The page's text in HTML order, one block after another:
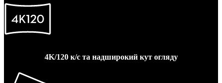
4K/120 к/с та надширокий кут огляду